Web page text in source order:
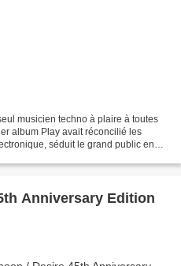
musicien techno à plaire à toutes
album Play avait réconcilié les
séduit le grand public en
Anniversary Edition